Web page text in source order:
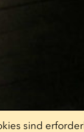
sind